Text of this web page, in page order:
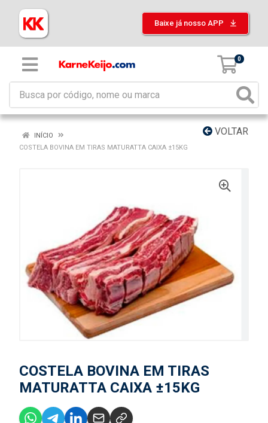
Baixe já nosso APP
0
VOLTAR
INÍCIO
COSTELA BOVINA EM TIRAS MATURATTA CAIXA ±15KG
COSTELA BOVINA EM TIRAS
MATURATTA CAIXA ±15KG